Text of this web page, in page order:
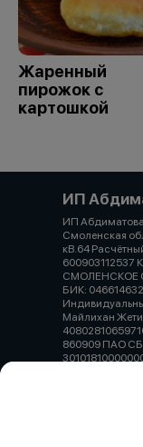
Жаренный
пирожок с
картошкой
ИП
ИП Абдиматова
Смоленская
кВ.64
600903112537
СМОЛЕНСКОЕ
БИК:
Майлихан
860909 ПАО